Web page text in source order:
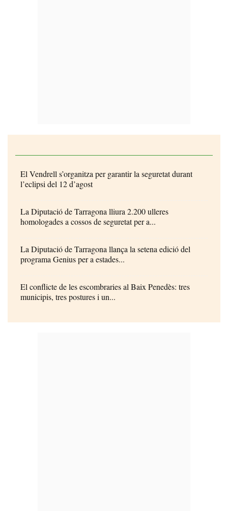
El Vendrell s’organitza per garantir la seguretat durant
l’eclipsi del 12 d’agost
La Diputació de Tarragona lliura 2.200 ulleres
homologades a cossos de seguretat per a...
La Diputació de Tarragona llança la setena edició del
programa Genius per a estades...
El conflicte de les escombraries al Baix Penedès: tres
municipis, tres postures i un...